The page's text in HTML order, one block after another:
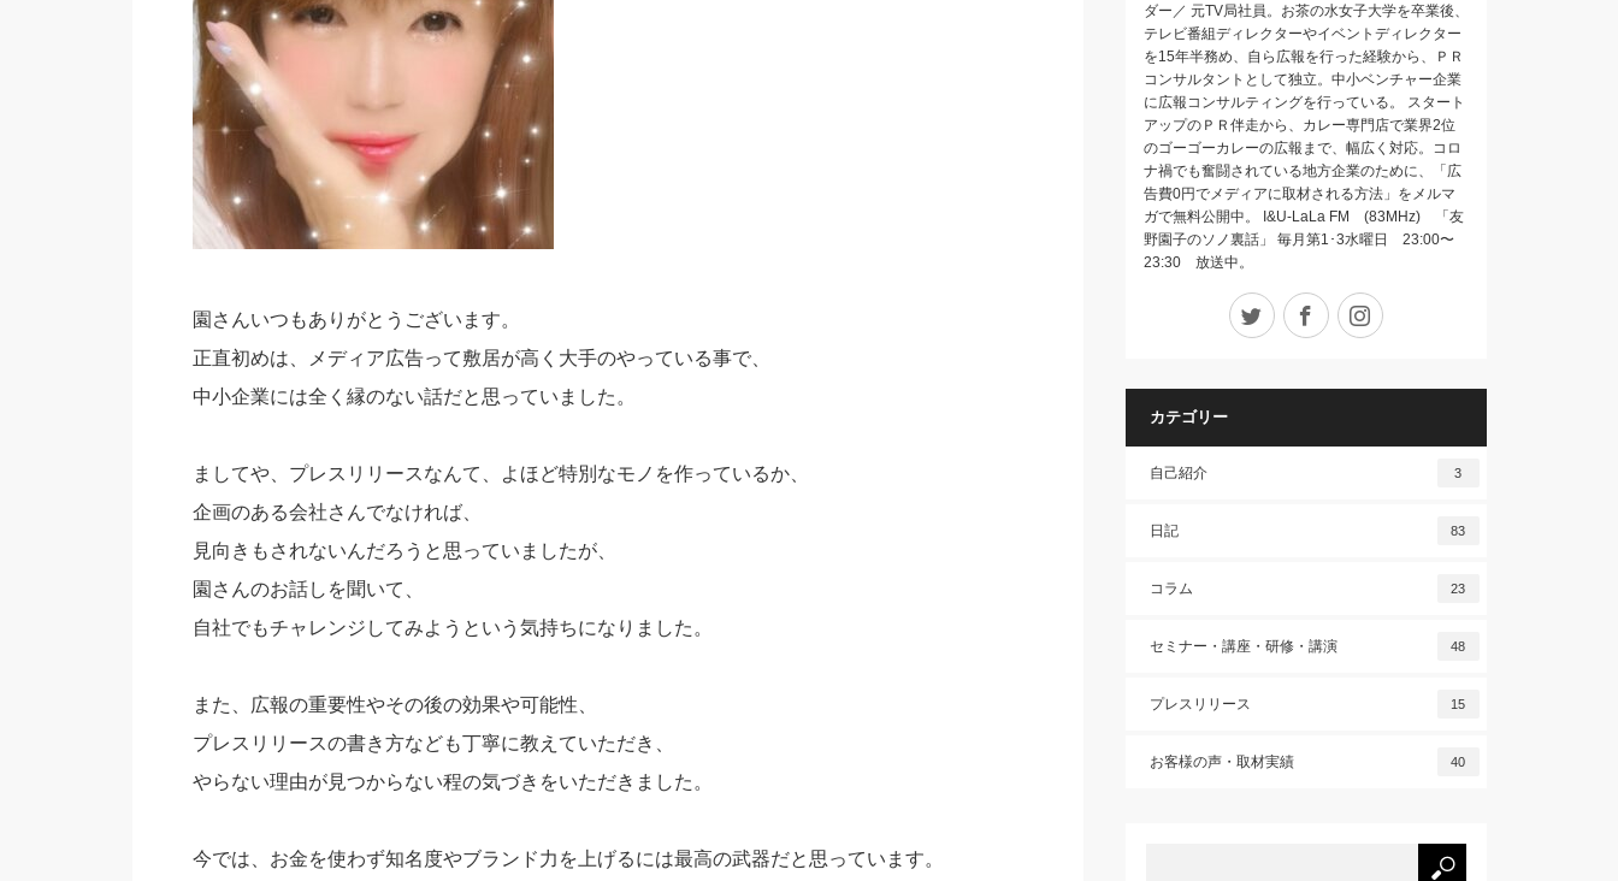
園さんいつもありがとうございます。
正直初めは、メディア広告って敷居が高く大手のやっている事で、
中小企業には全く縁のない話だと思っていました。
ましてや、プレスリリースなんて、よほど特別なモノを作っているか、
企画のある会社さんでなければ、
見向きもされないんだろうと思っていましたが、
園さんのお話しを聞いて、
自社でもチャレンジしてみようという気持ちになりました。
また、広報の重要性やその後の効果や可能性、
プレスリリースの書き方なども丁寧に教えていただき、
やらない理由が見つからない程の気づきをいただきました。
今では、お金を使わず知名度やブランド力を上げるには最高の武器だと思っています。
ダー／ 元TV局社員。お茶の水女子大学を卒業後、
テレビ番組ディレクターやイベントディレクター
を15年半務め、自ら広報を行った経験から、ＰＲ
コンサルタントとして独立。中小ベンチャー企業
に広報コンサルティングを行っている。 スタート
アップのＰＲ伴走から、カレー専門店で業界2位
のゴーゴーカレーの広報まで、幅広く対応。コロ
ナ禍でも奮闘されている地方企業のために、「広
告費0円でメディアに取材される方法」をメルマ
ガで無料公開中。 I&U-LaLa FM (83MHz) 「友
野園子のソノ裏話」 毎月第1･3水曜日 23:00〜
23:30 放送中。
Twitter Facebook
カテゴリー
自己紹介 3
日記 83
コラム 23
セミナー・講座・研修・講演 48
プレスリリース 15
お客様の声・取材実績 40